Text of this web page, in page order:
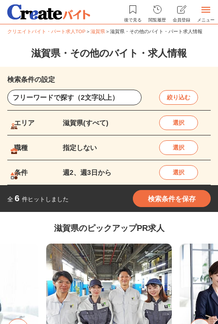
後で見る 閲覧履歴 会員登録 メニュー
クリエイトバイト・パート求人TOP ＞滋賀県＞滋賀県・その他のバイト・パート求人情報
滋賀県・その他のバイト・求人情報
検索条件の設定
絞り込む
エリア 滋賀県(すべて) 選択
職種 指定しない 選択
条件 週2、週3日から 選択
全 6 件ヒットしました 検索条件を保存
滋賀県のピックアップPR求人